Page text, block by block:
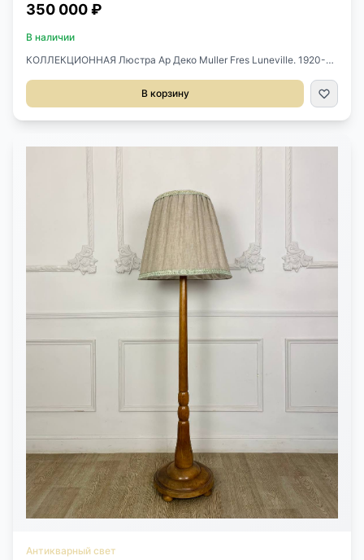
350 000 ₽
В наличии
КОЛЛЕКЦИОННАЯ Люстра Ар Деко Muller Fres Luneville. 1920-
Каждый плафон подписан «Muller Fres Luneville”. На одном
плафоне есть трещинка. Высота 70 см. Д 65 см. Художественная
последующей разнообразной декорацией. Наибольший успех
фирмы бр. Мюллер приходится на 1920 – начало 1930-х годов.
Её продукция была представлена в магазинах Нанси, а также в
Париже. В этот период стекло маркируется как «Muller Freres,
Luneville». В 1936 году фирма Бр.Мюллер закрывается. Изделия
этой мануфактуры находятся в частных коллекциях и музеях
мира.
В корзину
Антикварный свет